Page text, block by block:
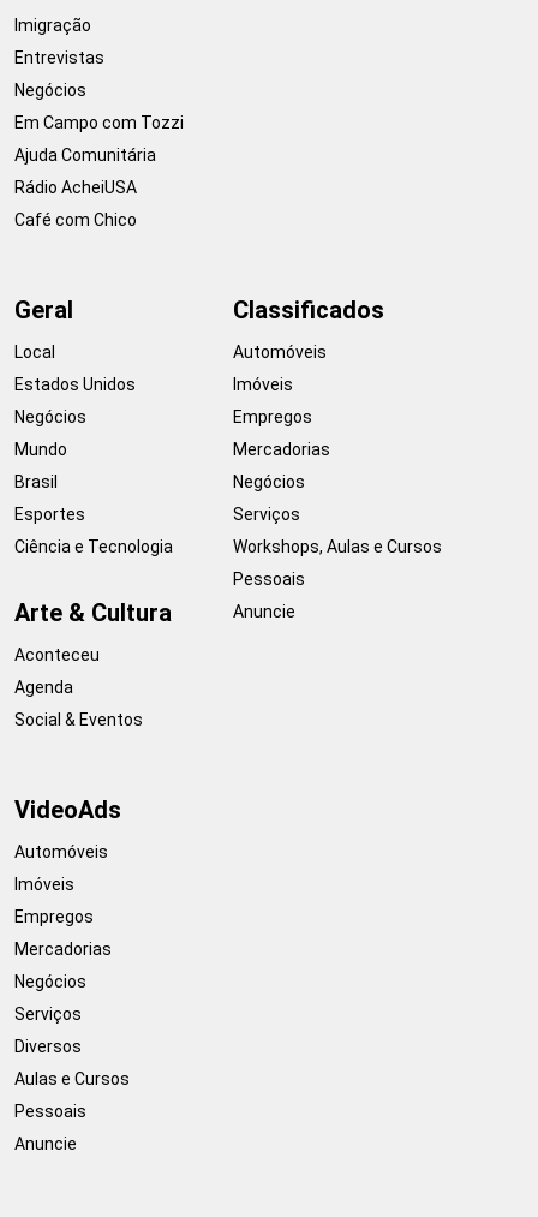
Imigração
Entrevistas
Negócios
Em Campo com Tozzi
Ajuda Comunitária
Rádio AcheiUSA
Café com Chico
Geral
Local
Estados Unidos
Negócios
Mundo
Brasil
Esportes
Ciência e Tecnologia
Arte & Cultura
Aconteceu
Agenda
Social & Eventos
Classificados
Automóveis
Imóveis
Empregos
Mercadorias
Negócios
Serviços
Workshops, Aulas e Cursos
Pessoais
Anuncie
VideoAds
Automóveis
Imóveis
Empregos
Mercadorias
Negócios
Serviços
Diversos
Aulas e Cursos
Pessoais
Anuncie